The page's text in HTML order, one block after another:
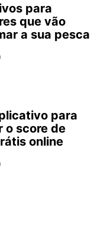
para
que vão
a sua pesca
para
o score de
online